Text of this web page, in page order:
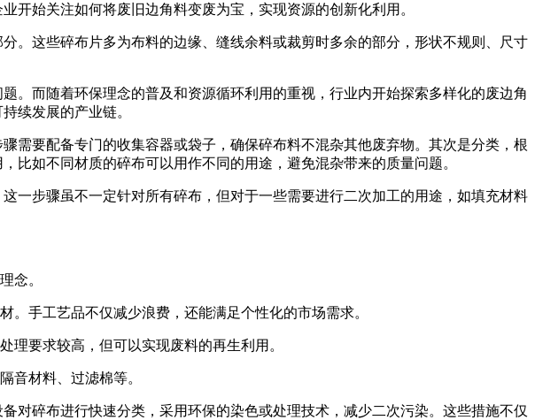
开始关注如何将废旧边角料变废为宝，实现资源的创新化利用。
。这些碎布片多为布料的边缘、缝线余料或裁剪时多余的部分，形状不规则、尺寸
。而随着环保理念的普及和资源循环利用的重视，行业内开始探索多样化的废边角
续发展的产业链。
需要配备专门的收集容器或袋子，确保碎布料不混杂其他废弃物。其次是分类，根
比如不同材质的碎布可以用作不同的用途，避免混杂带来的质量问题。
一步骤虽不一定针对所有碎布，但对于一些需要进行二次加工的用途，如填充材料
念。
手工艺品不仅减少浪费，还能满足个性化的市场需求。
理要求较高，但可以实现废料的再生利用。
音材料、过滤棉等。
对碎布进行快速分类，采用环保的染色或处理技术，减少二次污染。这些措施不仅